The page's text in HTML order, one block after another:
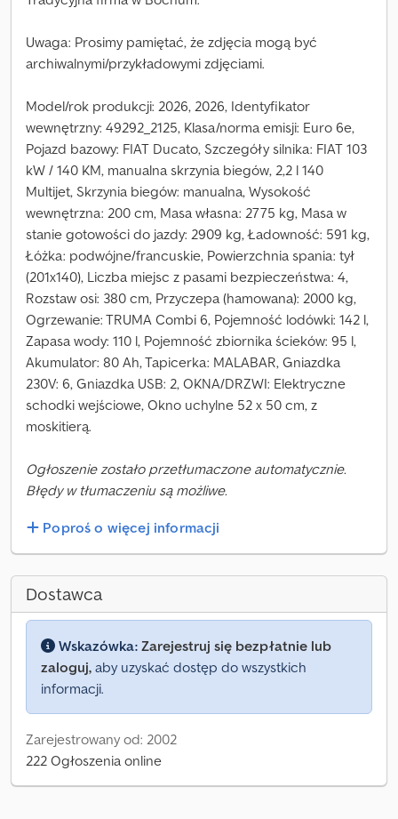
Uwaga: Prosimy pamiętać, że zdjęcia mogą być
archiwalnymi/przykładowymi zdjęciami.
Model/rok produkcji: 2026, 2026, Identyfikator
wewnętrzny: 49292_2125, Klasa/norma emisji: Euro 6e,
Pojazd bazowy: FIAT Ducato, Szczegóły silnika: FIAT 103
kW / 140 KM, manualna skrzynia biegów, 2,2 l 140
Multijet, Skrzynia biegów: manualna, Wysokość
wewnętrzna: 200 cm, Masa własna: 2775 kg, Masa w
stanie gotowości do jazdy: 2909 kg, Ładowność: 591 kg,
Łóżka: podwójne/francuskie, Powierzchnia spania: tył
(201x140), Liczba miejsc z pasami bezpieczeństwa: 4,
Rozstaw osi: 380 cm, Przyczepa (hamowana): 2000 kg,
Ogrzewanie: TRUMA Combi 6, Pojemność lodówki: 142 l,
Zapasa wody: 110 l, Pojemność zbiornika ścieków: 95 l,
Akumulator: 80 Ah, Tapicerka: MALABAR, Gniazdka
230V: 6, Gniazdka USB: 2, OKNA/DRZWI: Elektryczne
schodki wejściowe, Okno uchylne 52 x 50 cm, z
moskitierą.
Ogłoszenie zostało przetłumaczone automatycznie.
Błędy w tłumaczeniu są możliwe.
Poproś o więcej informacji
Dostawca
Wskazówka: Zarejestruj się bezpłatnie lub
zaloguj, aby uzyskać dostęp do wszystkich
informacji.
Zarejestrowany od: 2002
222 Ogłoszenia online